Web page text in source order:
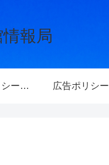
報局
プライバシーポリシー・免責事項 広告ポリシー